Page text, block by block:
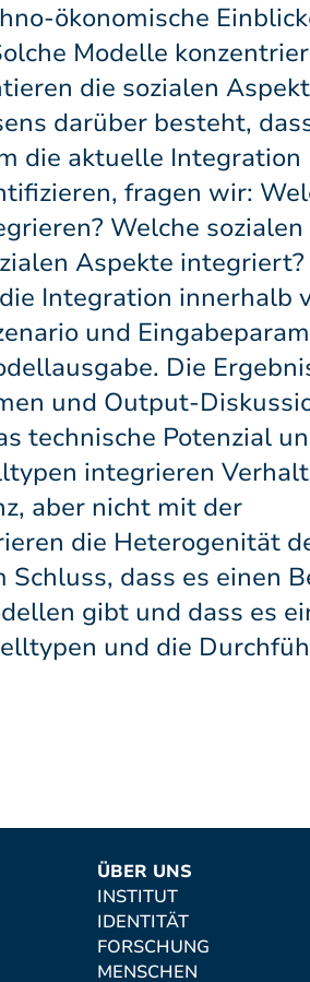
ökonomische
Modelle
die sozialen
darüber besteht,
die aktuelle Integration
fragen wir:
Welche
Aspekte
Integration innerhalb
und
Die
und Output-
technische Potenzial
integrieren
aber nicht mit der
die Heterogenität
dass es einen
gibt und dass es
und die
ÜBER UNS
INSTITUT
IDENTITÄT
FORSCHUNG
MENSCHEN